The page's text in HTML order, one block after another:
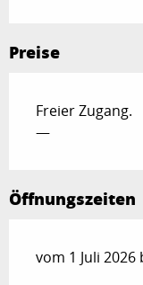
Preise
Freier Zugang.
—
Öffnungszeiten
vom 1 Juli